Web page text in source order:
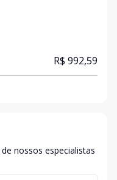
R$ 992,59
nossos especialistas